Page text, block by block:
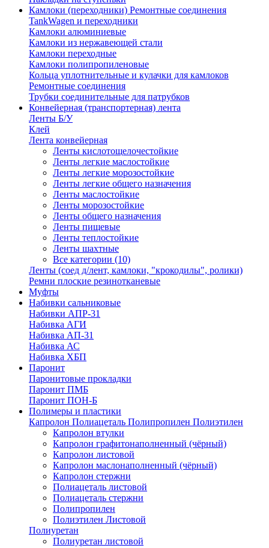
Камлоки (переходники) Ремонтные соединения
TankWagen и переходники
Камлоки алюминиевые
Камлоки из нержавеющей стали
Камлоки переходные
Камлоки полипропиленовые
Кольца уплотнительные и кулачки для камлоков
Ремонтные соединения
Трубки соединительные для патрубков
Конвейерная (транспортерная) лента
Ленты Б/У
Клей
Лента конвейерная
Ленты кислотощелочестойкие
Ленты легкие маслостойкие
Ленты легкие морозостойкие
Ленты легкие общего назначения
Ленты маслостойкие
Ленты морозостойкие
Ленты общего назначения
Ленты пищевые
Ленты теплостойкие
Ленты шахтные
Все категории (10)
Ленты (соед д/лент, камлоки, "крокодилы", ролики)
Ремни плоские резинотканевые
Муфты
Набивки сальниковые
Набивки АПР-31
Набивка АГИ
Набивка АП-31
Набивка АС
Набивка ХБП
Паронит
Паронитовые прокладки
Паронит ПМБ
Паронит ПОН-Б
Полимеры и пластики
Капролон Полиацеталь Полипропилен Полиэтилен
Капролон втулки
Капролон графитонаполненный (чёрный)
Капролон листовой
Капролон маслонаполненный (чёрный)
Капролон стержни
Полиацеталь листовой
Полиацеталь стержни
Полипропилен
Полиэтилен Листовой
Полиуретан
Полиуретан листовой